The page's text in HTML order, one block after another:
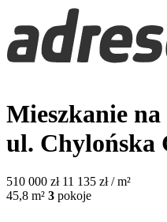
Mieszkanie na
ul. Chylońska
510 000 zł 11 135 zł / m²
45,8 m² 3 pokoje